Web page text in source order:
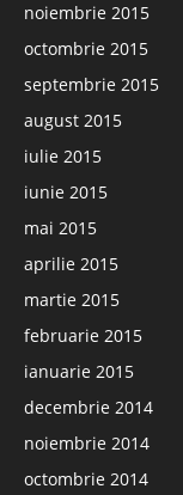
noiembrie 2015
octombrie 2015
septembrie 2015
august 2015
iulie 2015
iunie 2015
mai 2015
aprilie 2015
martie 2015
februarie 2015
ianuarie 2015
decembrie 2014
noiembrie 2014
octombrie 2014